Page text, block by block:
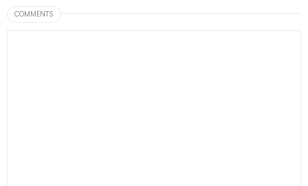
COMMENTS